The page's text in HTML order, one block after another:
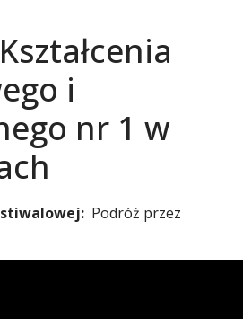
i
nr 1 w
Podróż przez